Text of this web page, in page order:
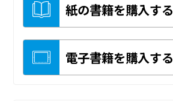
紙の書籍を購入する
電子書籍を購入する